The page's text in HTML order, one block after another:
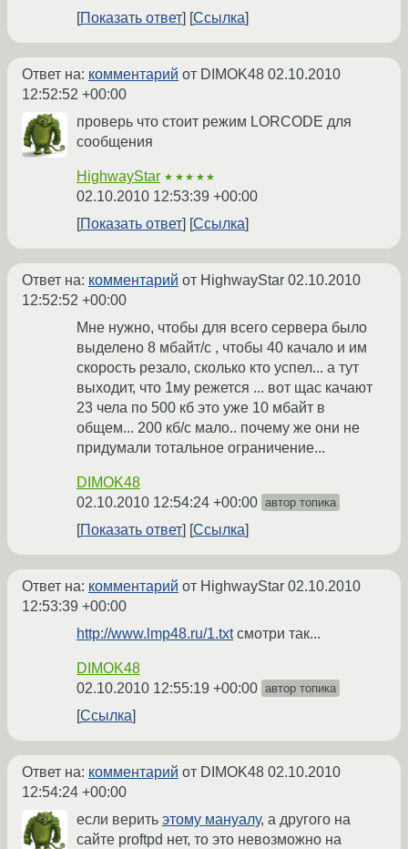
Показать ответ
Ссылка
Ответ на: комментарий от DIMOK48 02.10.2010
12:52:52 +00:00
проверь что стоит режим LORCODE для
сообщения
HighwayStar ★★★★★
02.10.2010 12:53:39 +00:00
Показать ответ
Ссылка
Ответ на: комментарий от HighwayStar 02.10.2010
12:52:52 +00:00
Мне нужно, чтобы для всего сервера было
выделено 8 мбайт/c , чтобы 40 качало и им
скорость резало, сколько кто успел... а тут
выходит, что 1му режется ... вот щас качают
23 чела по 500 кб это уже 10 мбайт в
общем... 200 кб/c мало.. почему же они не
придумали тотальное ограничение...
DIMOK48
02.10.2010 12:54:24 +00:00 автор топика
Показать ответ Ссылка
Ответ на: комментарий от HighwayStar 02.10.2010
12:53:39 +00:00
http://www.lmp48.ru/1.txtсмотри так...
DIMOK48
02.10.2010 12:55:19 +00:00 автор топика
Ссылка
Ответ на: комментарий от DIMOK48 02.10.2010
12:54:24 +00:00
если верить этому мануалу, а другого на
сайте proftpd нет, то это невозможно на